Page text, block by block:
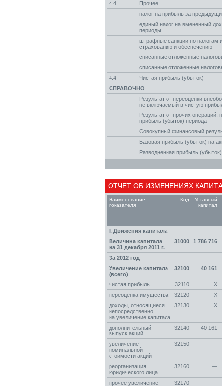
4.4
Прочее
налог на прибыль за
единый налог на вмененный
периоды
штрафные санкции по налогам
страхованию и обеспечению
списанные отложенные
списанные отложенные
4.4
Чистая прибыль (убыток)
СПРАВОЧНО
Результат от переоценки
не включаемый в чистую
Результат от прочих
прибыль (убыток) периода
Совокупный финансовый
Базовая прибыль (убыток) на
Разводненная прибыль
ОТЧЕТ ОБ ИЗМЕНЕНИЯХ
Наименование
показателя
Код
Уставный
капитал
I. Движения капитала
Величина капитала
на 31 декабря 2011 г.
31000 1 786 716
За 2012 год
Увеличение капитала
(всего)
32100 40 161
чистая прибыль 32110
Х
переоценка имущества
32120
Х
доходы, относящиеся
непосредственно
на увеличение капитала
32130 Х
дополнительный
выпуск акций
32140 40 161
увеличение
номинальной
стоимости акций
32150 —
реорганизация
юридического лица
32160 —
прочее увеличение 32170
—